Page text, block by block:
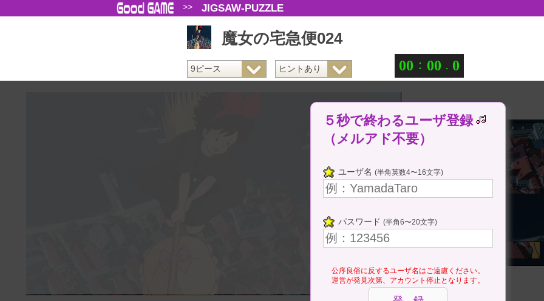
>> JIGSAW-PUZZLE
魔女の宅急便024
00 ： 00 . 0
５秒で終わるユーザ登録
（メルアド不要）
ユーザ名 (半角英数4〜16文字)
パスワード (半角6〜20文字)
公序良俗に反するユーザ名はご遠慮ください。
運営が発見次第、アカウント停止となります。